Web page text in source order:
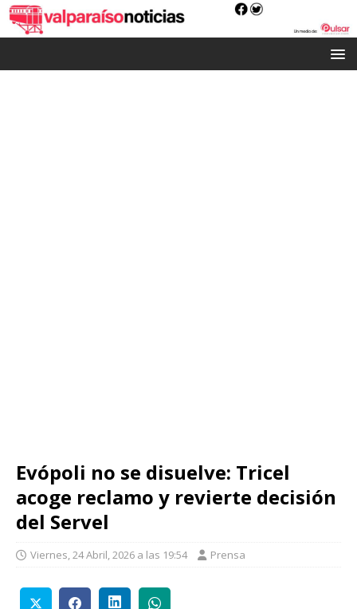
Evópoli no se disuelve: Tricel
acoge reclamo y revierte decisión
del Servel
Viernes, 24 Abril, 2026 a las 19:54 Prensa